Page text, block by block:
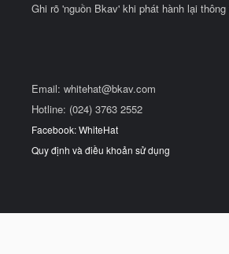
Ghi rõ 'nguồn Bkav' khi phát hành lại
Email: whitehat@bkav.com
Hotline: (024) 3763 2552
Facebook: WhiteHat
Quy định và điều khoản sử dụng